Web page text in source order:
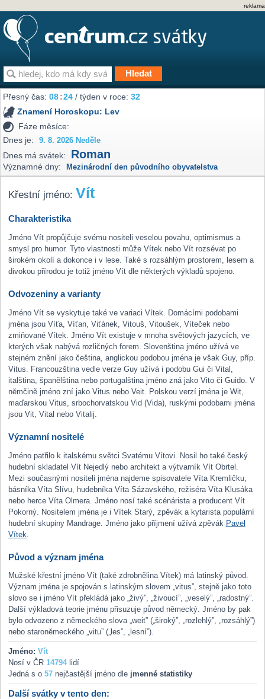
reklama
Přesný čas:08:24 / týden v roce:32
Znamení Horoskopu: Lev
Fáze měsíce:
Dnes je:
9. 8. 2026 Neděle
Dnes má svátek: Roman
Významné dny: Mezinárodní den původního obyvatelstva
Křestní jméno: Vít
Charakteristika
Jméno Vít propůjčuje svému nositeli veselou povahu, optimismus a
smysl pro humor. Tyto vlastnosti může Vítek nebo Vít rozsévat po
širokém okolí a dokonce i v lese. Také s rozsáhlým prostorem, lesem a
divokou přírodou je totiž jméno Vít dle některých výkladů spojeno.
Odvozeniny a varianty
Jméno Vít se vyskytuje také ve variaci Vítek. Domácími podobami
jména jsou Víťa, Víťan, Viťánek, Vitouš, Vitoušek, Víteček nebo
zmiňované Vítek. Jméno Vít existuje v mnoha světových jazycích, ve
kterých však nabývá rozličných forem. Slovenština jméno užívá ve
stejném znění jako čeština, anglickou podobou jména je však Guy, příp.
Vitus. Francouzština vedle verze Guy užívá i podobu Gui či Vital,
italština, španělština nebo portugalština jméno zná jako Vito či Guido. V
němčině jméno zní jako Vitus nebo Veit. Polskou verzí jména je Wit,
maďarskou Vitus, srbochorvatskou Vid (Vida), ruskými podobami jména
jsou Vit, Vital nebo Vitalij.
Významní nositelé
Jméno patřilo k italskému světci Svatému Vítovi. Nosil ho také český
hudební skladatel Vít Nejedlý nebo architekt a výtvarník Vít Obrtel.
Mezi současnými nositeli jména najdeme spisovatele Víta Kremličku,
básníka Víta Slívu, hudebníka Víta Sázavského, režiséra Víta Klusáka
nebo herce Víta Olmera. Jméno nosí také scénárista a producent Vít
Pokorný. Nositelem jména je i Vítek Starý, zpěvák a kytarista populární
hudební skupiny Mandrage. Jméno jako příjmení užívá zpěvák Pavel
Vítek
Původ a význam jména
Mužské křestní jméno Vít (také zdrobnělina Vítek) má latinský původ.
Význam jména je spojován s latinským slovem „vitus”, stejně jako toto
slovo se i jméno Vít překládá jako „živý”, „živoucí”, „veselý”, „radostný”.
Další výkladová teorie jménu přisuzuje původ německý. Jméno by pak
bylo odvozeno z německého slova „weit” („široký”, „rozlehlý”, „rozsáhlý”)
nebo staroněmeckého „vitu” („les”, „lesní”).
Jméno: Vít
Nosí v ČR 14794lidí
Jedná s o 57nejčastější jméno dle jmenné statistiky
Další svátky v tento den: